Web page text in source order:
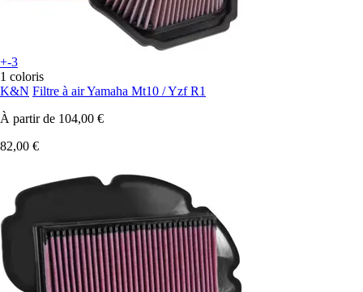
+-3
1 coloris
K&N Filtre à air Yamaha Mt10 / Yzf R1
À partir de 104,00 €
82,00 €